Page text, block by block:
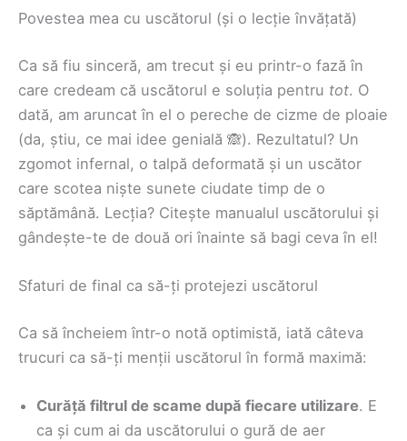
Povestea mea cu uscătorul (și o lecție învățată)
Ca să fiu sinceră, am trecut și eu printr-o fază în
care credeam că uscătorul e soluția pentru tot. O
dată, am aruncat în el o pereche de cizme de ploaie
(da, știu, ce mai idee genială 🙈). Rezultatul? Un
zgomot infernal, o talpă deformată și un uscător
care scotea niște sunete ciudate timp de o
săptămână. Lecția? Citește manualul uscătorului și
gândește-te de două ori înainte să bagi ceva în el!
Sfaturi de final ca să-ți protejezi uscătorul
Ca să încheiem într-o notă optimistă, iată câteva
trucuri ca să-ți menții uscătorul în formă maximă:
Curăță filtrul de scame după fiecare utilizare. E
ca și cum ai da uscătorului o gură de aer